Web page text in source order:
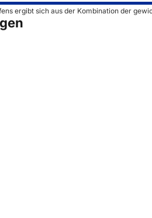
ergibt sich aus der Kombination der